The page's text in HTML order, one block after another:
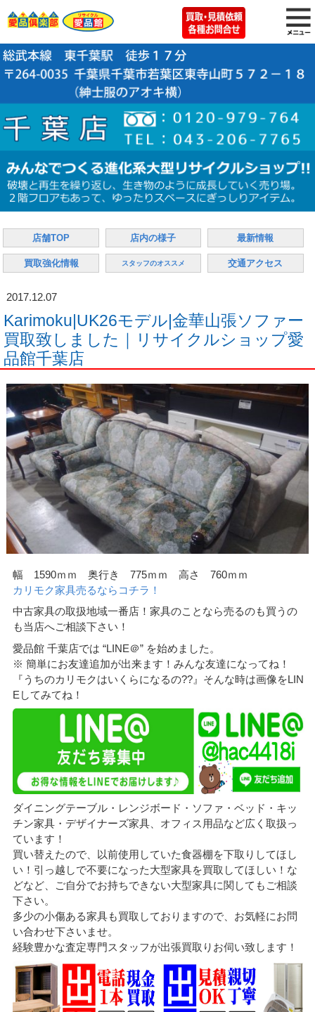
店舗TOP 店内の様子 最新情報
買取強化情報 スタッフのオススメ 交通アクセス
2017.12.07
Karimoku|UK26モデル|金華山張ソファー
買取致しました｜リサイクルショップ愛
品館千葉店
幅 1590ｍｍ 奥行き 775ｍｍ 高さ 760ｍｍ
カリモク家具売るならコチラ！
中古家具の取扱地域一番店！家具のことなら売るのも買うの
も当店へご相談下さい！
愛品館 千葉店では “LINE＠” を始めました。
※ 簡単にお友達追加が出来ます！みんな友達になってね！
『うちのカリモクはいくらになるの??』そんな時は画像をLIN
Eしてみてね！
ダイニングテーブル・レンジボード・ソファ・ベッド・キッ
チン家具・デザイナーズ家具、オフィス用品など広く取扱っ
ています！
買い替えたので、以前使用していた食器棚を下取りしてほし
い！引っ越しで不要になった大型家具を買取してほしい！な
どなど、ご自分でお持ちできない大型家具に関してもご相談
下さい。
多少の小傷ある家具も買取しておりますので、お気軽にお問
い合わせ下さいませ。
経験豊かな査定専門スタッフが出張買取りお伺い致します！